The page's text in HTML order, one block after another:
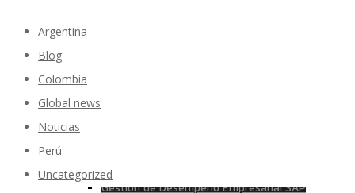
Gestión de Desempeño Empresarial SAP
Argentina
Blog
Colombia
Global news
Noticias
Perú
Uncategorized